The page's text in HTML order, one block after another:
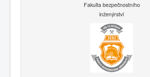
Fakulta bezpečnostního
inženýrství